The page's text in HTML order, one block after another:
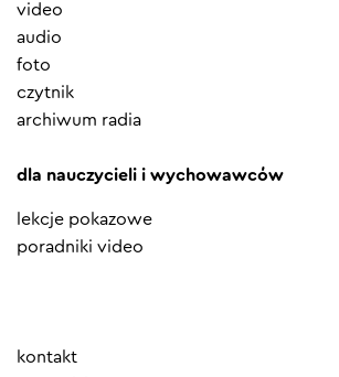
video
audio
foto
czytnik
archiwum radia
dla nauczycieli i wychowawców
lekcje pokazowe
poradniki video
Element
kontakt